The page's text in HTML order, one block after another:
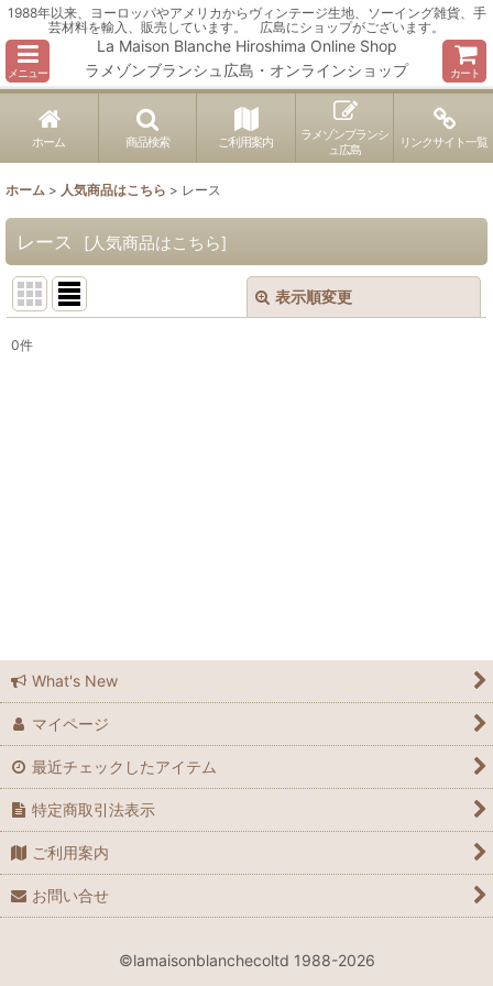
1988年以来、ヨーロッパやアメリカからヴィンテージ生地、ソーイング雑貨、手
芸材料を輸入、販売しています。 広島にショップがございます。
メニュー
La Maison Blanche Hiroshima Online Shop
ラメゾンブランシュ広島・オンラインショップ
カート
ホーム 商品検索 ご利用案内
ラメゾンブランシ
ュ広島
リンクサイト一覧
ホーム > 人気商品はこちら > レース
レース [人気商品はこちら]
表示順変更
0件
What's New
マイページ
最近チェックしたアイテム
特定商取引法表示
ご利用案内
お問い合せ
©lamaisonblanchecoltd 1988-2026